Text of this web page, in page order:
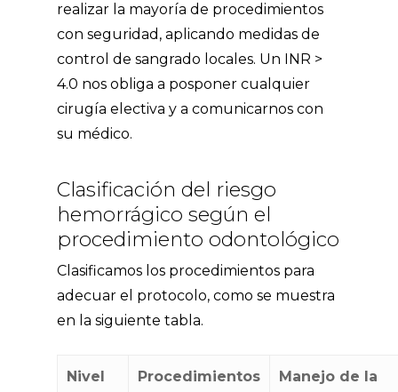
realizar la mayoría de procedimientos
con seguridad, aplicando medidas de
control de sangrado locales. Un INR >
4.0 nos obliga a posponer cualquier
cirugía electiva y a comunicarnos con
su médico.
Clasificación del riesgo
hemorrágico según el
procedimiento odontológico
Clasificamos los procedimientos para
adecuar el protocolo, como se muestra
en la siguiente tabla.
Nivel
Procedimientos
Manejo de la